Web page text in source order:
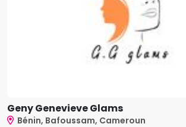
Geny Genevieve Glams
Bénin, Bafoussam, Cameroun